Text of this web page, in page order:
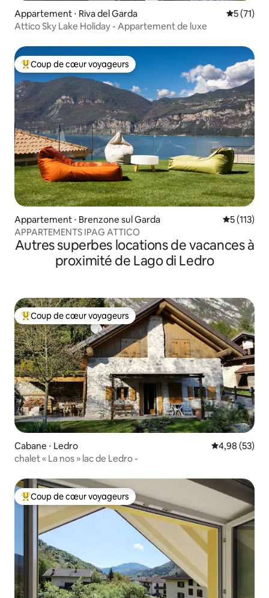
Appartement ⋅ Riva del Garda
5 (71)
Attico Sky Lake Holiday - Appartement de luxe
Coups de cœur voyageurs les plus appréciés
Coup de cœur voyageurs
Appartement ⋅ Brenzone sul Garda Évaluation
5 (113)
APPARTEMENTS IPAG ATTICO
Autres superbes locations de vacances à
proximité de Lago di Ledro
Coups de cœur voyageurs les plus appréciés
Coup de cœur voyageurs
Cabane ⋅ Ledro Évaluation
4,98 (53)
chalet « La nos » lac de Ledro -
Coups de cœur voyageurs les plus appréciés
Coup de cœur voyageurs